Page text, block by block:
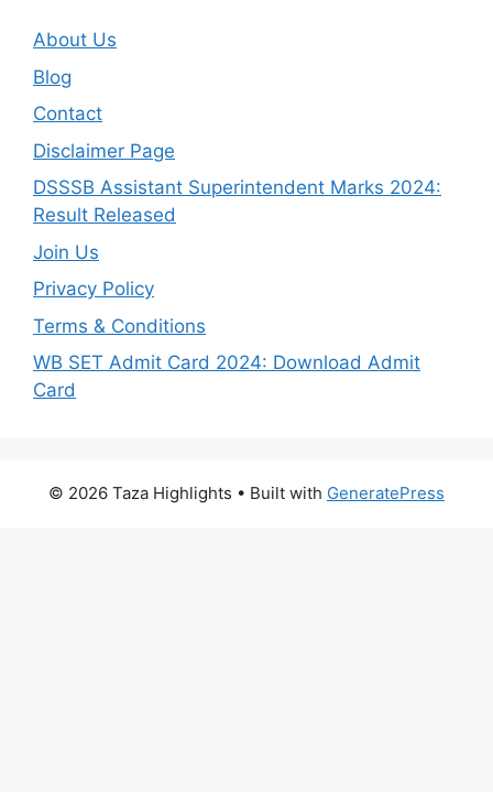
About Us
Blog
Contact
Disclaimer Page
DSSSB Assistant Superintendent Marks 2024:
Result Released
Join Us
Privacy Policy
Terms & Conditions
WB SET Admit Card 2024: Download Admit
Card
© 2026 Taza Highlights • Built with GeneratePress